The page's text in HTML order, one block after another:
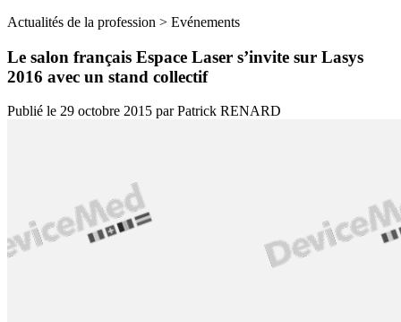
Actualités de la profession > Evénements
Le salon français Espace Laser s’invite sur Lasys
2016 avec un stand collectif
Publié le 29 octobre 2015 parPatrick RENARD